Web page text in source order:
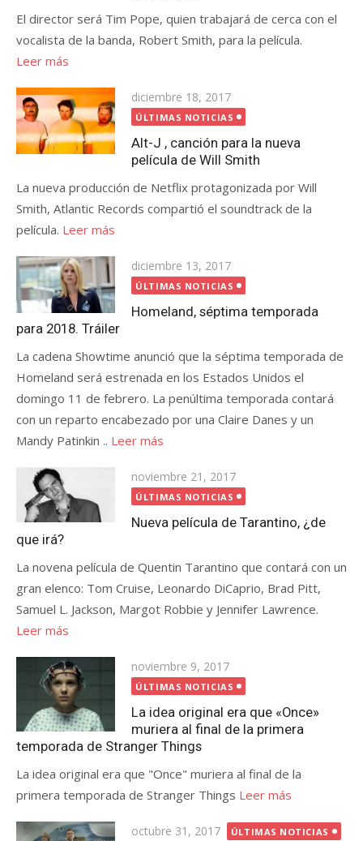
El director será Tim Pope, quien trabajará de cerca con el
vocalista de la banda, Robert Smith, para la película.
Leer más
Publicada
el
diciembre 18, 2017
ÚLTIMAS NOTICIAS
Alt-J , canción para la nueva
película de Will Smith
La nueva producción de Netflix protagonizada por Will
Smith, Atlantic Records compartió el soundtrack de la
película. Leer más
Publicada
el
diciembre 13, 2017
ÚLTIMAS NOTICIAS
Homeland, séptima temporada
para 2018. Tráiler
La cadena Showtime anunció que la séptima temporada de
Homeland será estrenada en los Estados Unidos el
domingo 11 de febrero. La penúltima temporada contará
con un reparto encabezado por una Claire Danes y un
Mandy Patinkin .. Leer más
Publicada
el
noviembre 21, 2017
ÚLTIMAS NOTICIAS
Nueva película de Tarantino, ¿de
que irá?
La novena película de Quentin Tarantino que contará con un
gran elenco: Tom Cruise, Leonardo DiCaprio, Brad Pitt,
Samuel L. Jackson, Margot Robbie y Jennifer Lawrence.
Leer más
Publicada
el
noviembre 9, 2017
ÚLTIMAS NOTICIAS
La idea original era que «Once»
muriera al final de la primera
temporada de Stranger Things
La idea original era que "Once" muriera al final de la
primera temporada de Stranger Things Leer más
Publicada
octubre 31, 2017 ÚLTIMAS NOTICIAS